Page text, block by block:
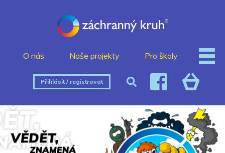
O nás Naše projekty Pro školy
Přihlásit / registrovat